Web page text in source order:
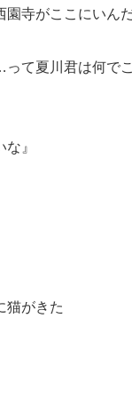
園寺がここにいん
て夏川君は何で
』
猫がきた